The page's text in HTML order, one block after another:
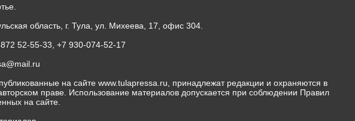
область, г. Тула, ул. Михеева, 17, офис 304.
52-55-33, +7 930-074-52-17
на сайте www.tulapressa.ru, принадлежат редакции и охраняются в
праве. Использование материалов допускается при соблюдении Правил
на сайте.